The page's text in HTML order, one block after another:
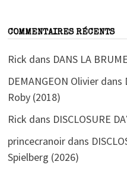
COMMENTAIRES RÉCENTS
Rick dans DANS LA
DEMANGEON Olivierdans
Roby (2018)
Rick dans DISCLOSURE
princecranoirdans
Spielberg (2026)